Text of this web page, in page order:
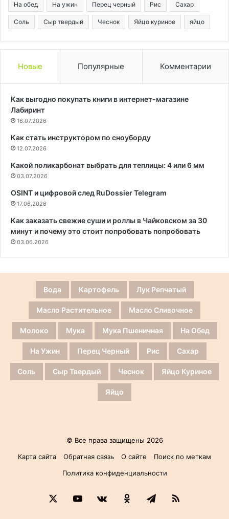
На обед На ужин Перец черный Рис Сахар
Соль Сыр твердый Чеснок Яйцо куриное яйцо
Новые Популярные Комментарии
Как выгодно покупать книги в интернет-магазине
Лабиринт
16.07.2026
Как стать инструктором по сноуборду
12.07.2026
Какой поликарбонат выбрать для теплицы: 4 или 6 мм
03.07.2026
OSINT и цифровой след RuDossier Telegram
17.06.2026
Как заказать свежие суши и роллы в Чайковском за 30
минут и почему это стоит попробовать попробовать
03.06.2026
Вода Картофель Лук Репчатый
Масло Растительное Масло Сливочное
Молоко Мука Мука Пшеничная На Обед
На Ужин Перец Черный Рис Сахар
Соль Сыр Твердый Чеснок Яйцо Куриное
Яйцо
© Все права защищены 2026
Карта сайта
Обратная связь О сайте
Поиск по меткам
Политика конфиденциальности
YouTubevk.comОдноклассники
Telegram
RSS